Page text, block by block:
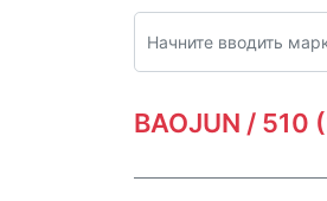
BAOJUN / 510